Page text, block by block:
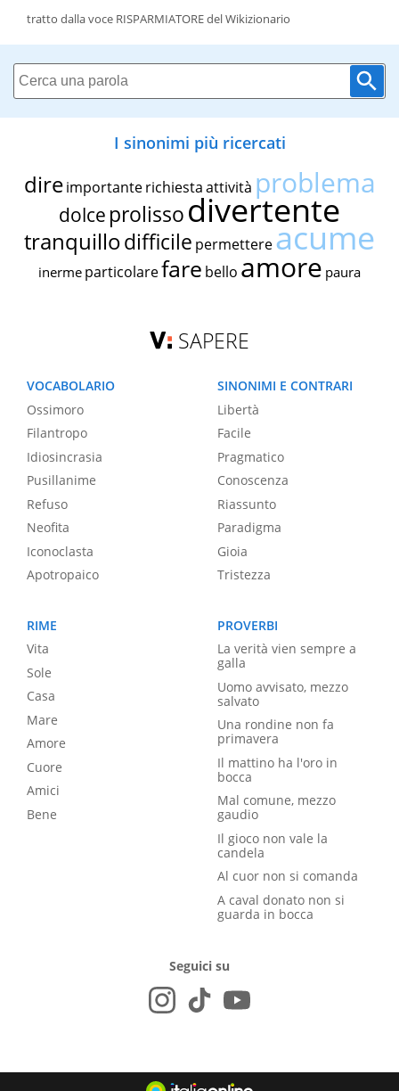
tratto dalla voce RISPARMIATORE del Wikizionario
I sinonimi più ricercati
dire importante richiestaattività problema
dolce prolissodivertente
tranquillodifficile permettereacume
inerme particolarefare bello amore paura
SAPERE
VOCABOLARIO
Ossimoro
Filantropo
Idiosincrasia
Pusillanime
Refuso
Neofita
Iconoclasta
Apotropaico
SINONIMI E CONTRARI
Libertà
Facile
Pragmatico
Conoscenza
Riassunto
Paradigma
Gioia
Tristezza
RIME
Vita
Sole
Casa
Mare
Amore
Cuore
Amici
Bene
PROVERBI
La verità vien sempre a
galla
Uomo avvisato, mezzo
salvato
Una rondine non fa
primavera
Il mattino ha l'oro in
bocca
Mal comune, mezzo
gaudio
Il gioco non vale la
candela
Al cuor non si comanda
A caval donato non si
guarda in bocca
Seguici su